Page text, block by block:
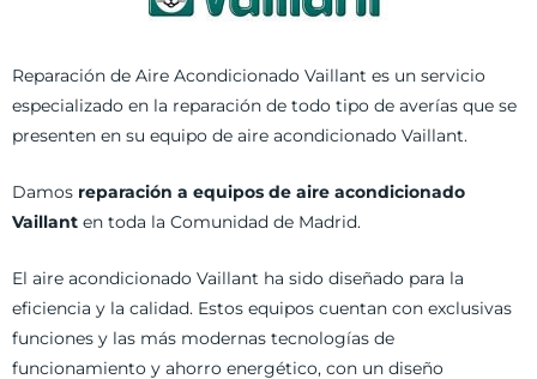
Reparación de Aire Acondicionado Vaillant es un servicio
especializado en la reparación de todo tipo de averías que se
presenten en su equipo de aire acondicionado Vaillant.
Damos reparación a equipos de aire acondicionado
Vaillant en toda la Comunidad de Madrid.
El aire acondicionado Vaillant ha sido diseñado para la
eficiencia y la calidad. Estos equipos cuentan con exclusivas
funciones y las más modernas tecnologías de
funcionamiento y ahorro energético, con un diseño